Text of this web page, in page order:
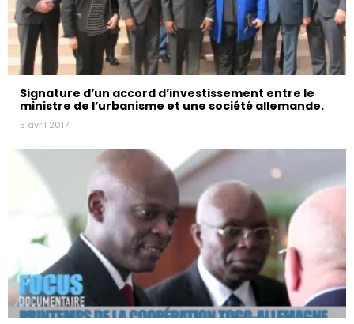
Signature d’un accord d’investissement entre le
ministre de l’urbanisme et une société allemande.
5 avril 2017